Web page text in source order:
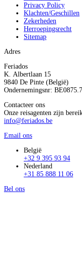
Privacy Policy
Klachten/Geschillen
Zekerheden
Herroepingsrecht
Sitemap
Adres
Feriados
K. Albertlaan 15
9840 De Pinte (België)
Ondernemingsnr:
Contacteer ons
Onze reisagenten zijn
info@feriados.be
Email ons
België
+32 9 395 93 94
Nederland
+31 85 888 11 06
Bel ons